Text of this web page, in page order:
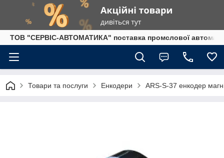
ТОВ "СЕРВІС-АВТОМАТИКА" поставка промслової
Товари та послуги Енкодери ARS-S-37 енкодер